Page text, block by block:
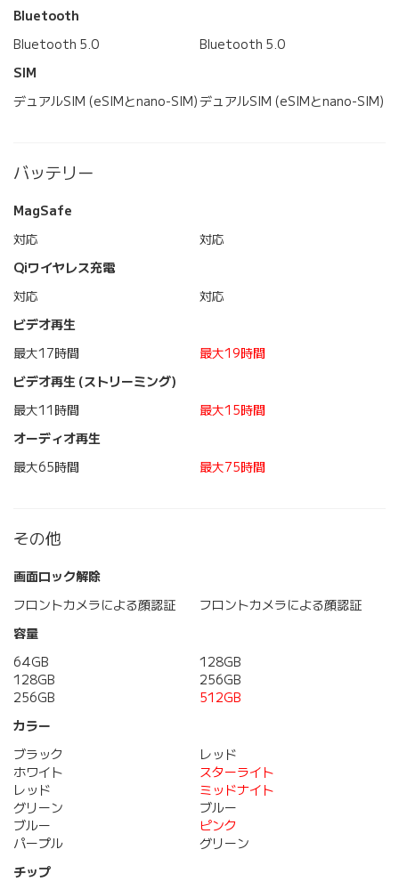
Bluetooth
Bluetooth 5.0
Bluetooth 5.0
SIM
デュアルSIM (eSIMとnano-SIM)デュアルSIM (eSIMとnano-SIM)
バッテリー
MagSafe
対応
対応
Qiワイヤレス充電
対応
対応
ビデオ再生
最大17時間
最大19時間
ビデオ再生 (ストリーミング)
最大11時間
最大15時間
オーディオ再生
最大65時間
最大75時間
その他
画面ロック解除
フロントカメラによる顔認証
フロントカメラによる顔認証
容量
64GB
128GB
256GB
128GB
256GB
512GB
カラー
ブラック
ホワイト
レッド
グリーン
ブルー
パープル
レッド
スターライト
ミッドナイト
ブルー
ピンク
グリーン
チップ